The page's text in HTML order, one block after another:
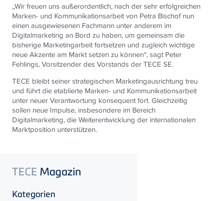
„Wir freuen uns außerordentlich, nach der sehr erfolgreichen
Marken- und Kommunikationsarbeit von Petra Bischof nun
einen ausgewiesenen Fachmann unter anderem im
Digitalmarketing an Bord zu haben, um gemeinsam die
bisherige Marketingarbeit fortsetzen und zugleich wichtige
neue Akzente am Markt setzen zu können“, sagt Peter
Fehlings, Vorsitzender des Vorstands der TECE SE.
TECE bleibt seiner strategischen Marketingausrichtung treu
und führt die etablierte Marken- und Kommunikationsarbeit
unter neuer Verantwortung konsequent fort. Gleichzeitig
sollen neue Impulse, insbesondere im Bereich
Digitalmarketing, die Weiterentwicklung der internationalen
Marktposition unterstützen.
TECE Magazin
Kategorien